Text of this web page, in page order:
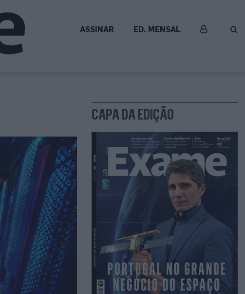
ASSINAR ED. MENSAL
CAPA DA EDIÇÃO